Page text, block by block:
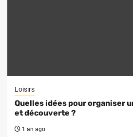
Loisirs
Quelles idées pour organiser
et découverte ?
1 an ago